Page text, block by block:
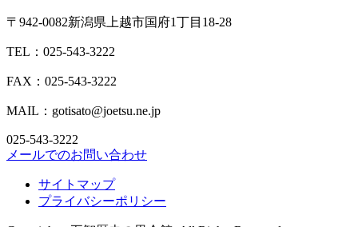
〒942-0082新潟県上越市国府1丁目18-28
TEL：025-543-3222
FAX：025-543-3222
MAIL：gotisato@joetsu.ne.jp
025-543-3222
メールでのお問い合わせ
サイトマップ
プライバシーポリシー